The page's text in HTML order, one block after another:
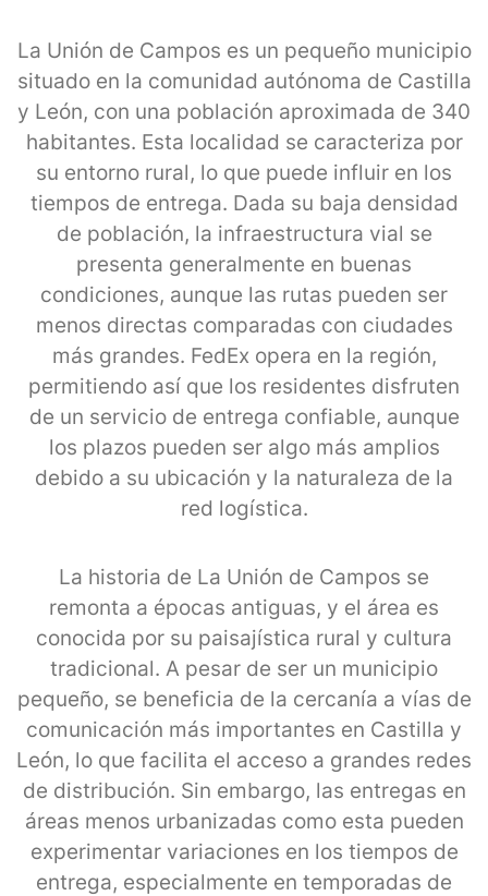
La Unión de Campos es un pequeño municipio
situado en la comunidad autónoma de Castilla
y León, con una población aproximada de 340
habitantes. Esta localidad se caracteriza por
su entorno rural, lo que puede influir en los
tiempos de entrega. Dada su baja densidad
de población, la infraestructura vial se
presenta generalmente en buenas
condiciones, aunque las rutas pueden ser
menos directas comparadas con ciudades
más grandes. FedEx opera en la región,
permitiendo así que los residentes disfruten
de un servicio de entrega confiable, aunque
los plazos pueden ser algo más amplios
debido a su ubicación y la naturaleza de la
red logística.
La historia de La Unión de Campos se
remonta a épocas antiguas, y el área es
conocida por su paisajística rural y cultura
tradicional. A pesar de ser un municipio
pequeño, se beneficia de la cercanía a vías de
comunicación más importantes en Castilla y
León, lo que facilita el acceso a grandes redes
de distribución. Sin embargo, las entregas en
áreas menos urbanizadas como esta pueden
experimentar variaciones en los tiempos de
entrega, especialmente en temporadas de